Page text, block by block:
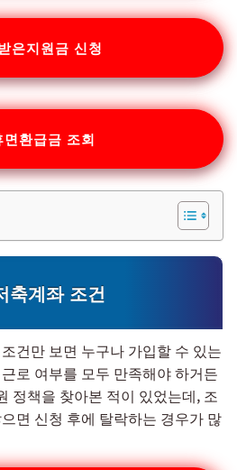
은지원금 신청
면환급금 조회
축계좌 조건
건만 보면 누구나 가입할 수 있는
로 여부를 모두 만족해야 하거든
정책을 찾아본 적이 있었는데, 조
면 신청 후에 탈락하는 경우가 많